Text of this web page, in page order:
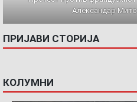
Александар
ПРИЈАВИ СТОРИЈА
КОЛУМНИ